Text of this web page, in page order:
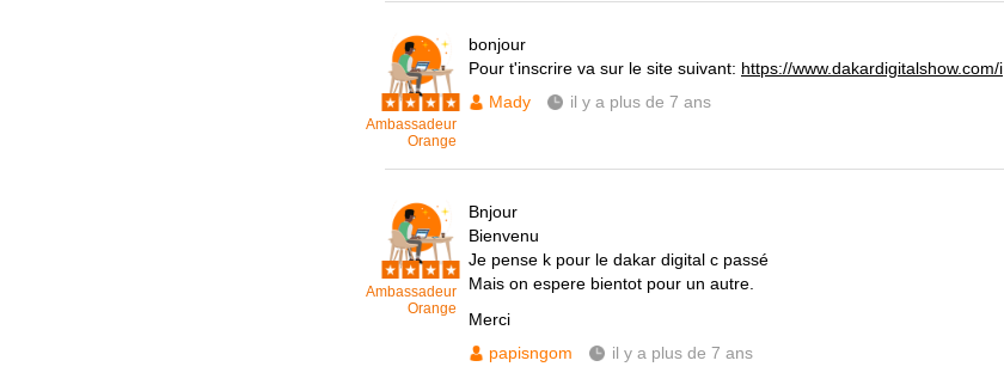
Ambassadeur
Orange
bonjour
Pour t'inscrire va sur le site suivant: https://www.dakardigitalshow.com/i
Mady
il y a plus de 7 ans
Ambassadeur
Orange
Bnjour
Bienvenu
Je pense k pour le dakar digital c passé
Mais on espere bientot pour un autre.
Merci
papisngom
il y a plus de 7 ans